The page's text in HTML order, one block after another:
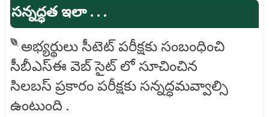
సన్నద్ధత ఇలా . . .
అభ్యర్థులు సీటెట్ పరీక్షకు సంబంధించి
సీబీఎస్ఈ వెబ్ సైట్ లో సూచించిన
సిలబస్ ప్రకారం పరీక్షకు సన్నద్ధమవ్వాల్సి
ఉంటుంది .